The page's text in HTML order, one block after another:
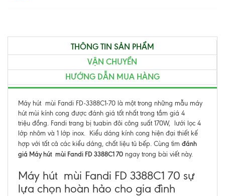
THÔNG TIN SẢN PHẨM
VẬN CHUYỂN
HƯỚNG DẪN MUA HÀNG
Máy hút mùi Fandi FD-3388C1-70 là một trong những mẫu máy
hút mùi kính cong được đánh giá tốt nhất trong tầm giá 4
triệu đồng. Fandi trang bị tuabin đôi công suất 170W, lưới lọc 4
lớp nhôm và 1 lớp inox. Kiểu dáng kính cong hiện đại thiết kế
hợp với tất cả các kiểu dáng, chất liệu tủ bếp. Cùng tìm đánh
giá Máy hút mùi Fandi FD 3388C1 70 ngay trong bài viết này.
Máy hút mùi Fandi FD 3388C1 70 sự
lựa chọn hoàn hảo cho gia đình